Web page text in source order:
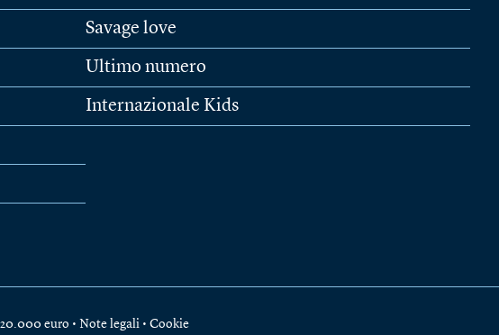
Savage love
Ultimo numero
Internazionale Kids
euro • Note legali • Cookie